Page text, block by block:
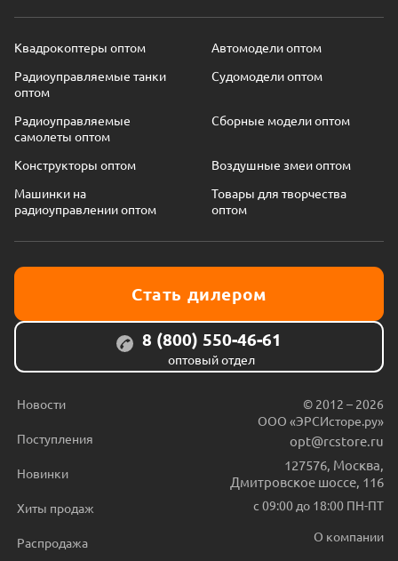
Квадрокоптеры оптом
Автомодели оптом
Радиоуправляемые танки
оптом
Судомодели оптом
Радиоуправляемые
самолеты оптом
Сборные модели оптом
Конструкторы оптом
Воздушные змеи оптом
Машинки на
радиоуправлении оптом
Товары для творчества
оптом
Стать дилером
8 (800) 550-46-61
оптовый отдел
Новости
Поступления
Новинки
Хиты продаж
Распродажа
© 2012 – 2026
ООО «ЭРСИсторе.ру»
opt@rcstore.ru
127576, Москва,
Дмитровское шоссе, 116
с 09:00 до 18:00 ПН-ПТ
О компании